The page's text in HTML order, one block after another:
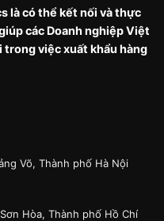
là có thể kết nối và thực
các Doanh nghiệp Việt
trong việc xuất khẩu hàng
Võ, Thành phố Hà Nội
Hòa, Thành phố Hồ Chí